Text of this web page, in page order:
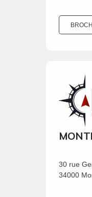
30 rue
34000